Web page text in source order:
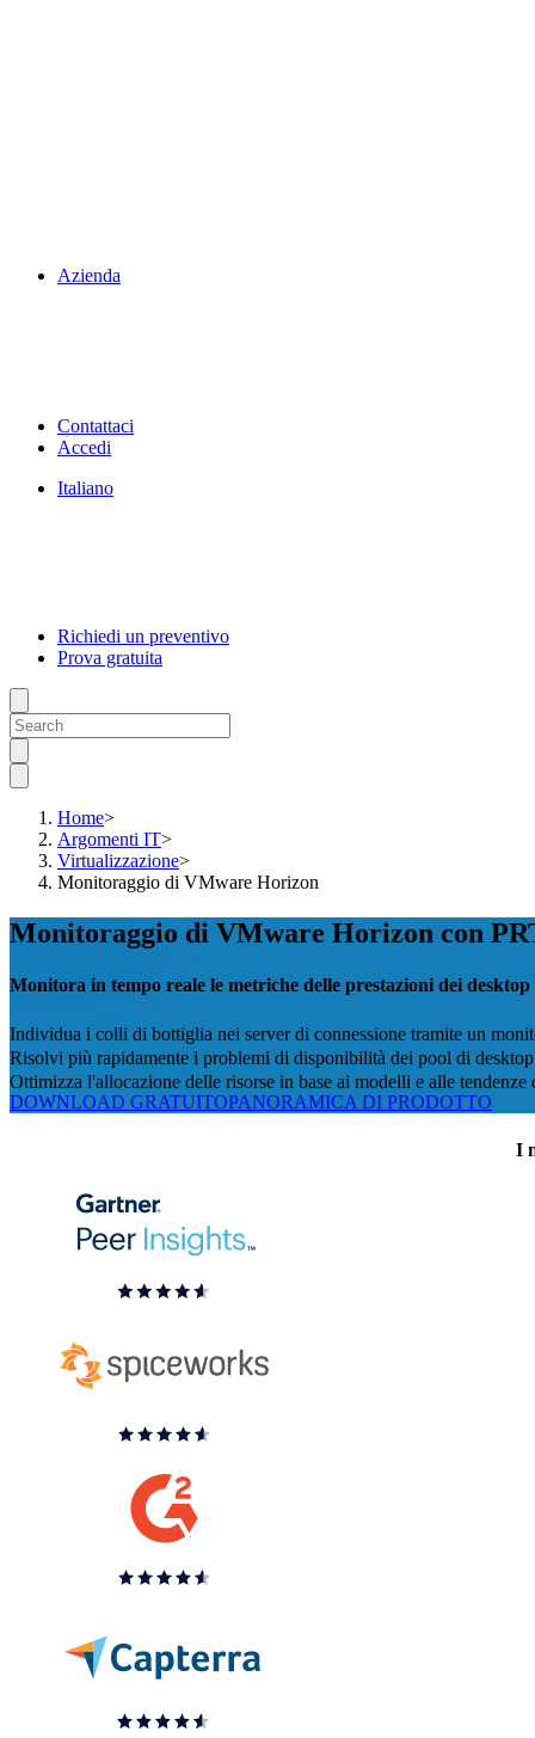
Azienda
Contattaci
Accedi
Italiano
Richiedi un preventivo
Prova gratuita
Home>
Argomenti IT>
Virtualizzazione>
Monitoraggio di VMware Horizon
Monitoraggio di VMware Horizon con
Monitora in tempo reale le metriche delle prestazioni dei
Individua i colli di bottiglia nei server di connessione tramite un
Risolvi più rapidamente i problemi di disponibilità dei pool di
Ottimizza l'allocazione delle risorse in base ai modelli e alle
DOWNLOAD GRATUITOPANORAMICA DI PRODOTTO
I